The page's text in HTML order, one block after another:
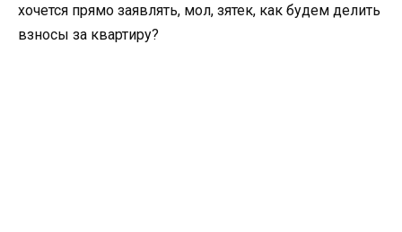
хочется прямо заявлять, мол, зятек, как будем делить
взносы за квартиру?